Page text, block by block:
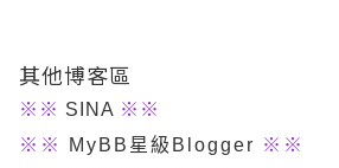
其他博客區
※ ※ SINA ※※
※※
MyBB星級Blogger ※※